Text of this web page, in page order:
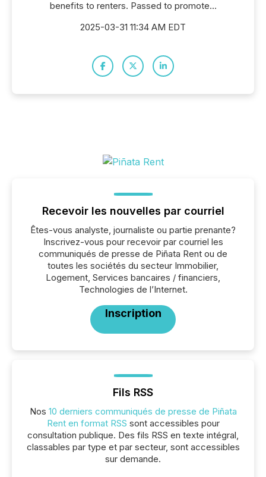
benefits to renters. Passed to promote...
2025-03-31 11:34 AM EDT
Recevoir les nouvelles par courriel
Êtes-vous analyste, journaliste ou partie prenante?
Inscrivez-vous pour recevoir par courriel les
communiqués de presse de Piñata Rent ou de
toutes les sociétés du secteur Immobilier,
Logement, Services bancaires / financiers,
Technologies de l’Internet.
Inscription
Fils RSS
Nos 10 derniers communiqués de presse de Piñata
Rent en format RSS sont accessibles pour
consultation publique. Des fils RSS en texte intégral,
classables par type et par secteur, sont accessibles
sur demande.